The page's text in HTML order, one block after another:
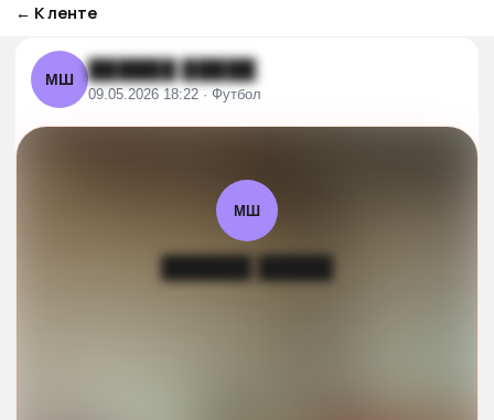
← К ленте
МШ ██████ █████
09.05.2026 18:22 · Футбол
МШ
██████ █████